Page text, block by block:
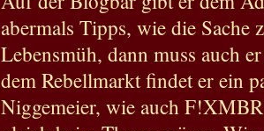
abermals Tipps, wie die Sache
Lebensmüh, dann muss auch
dem Rebellmarkt findet er ein
Niggemeier, wie auch